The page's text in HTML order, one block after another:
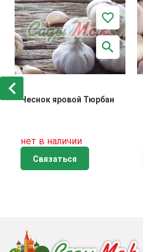
Чеснок яровой Тюрбан
нет в наличии
Связаться